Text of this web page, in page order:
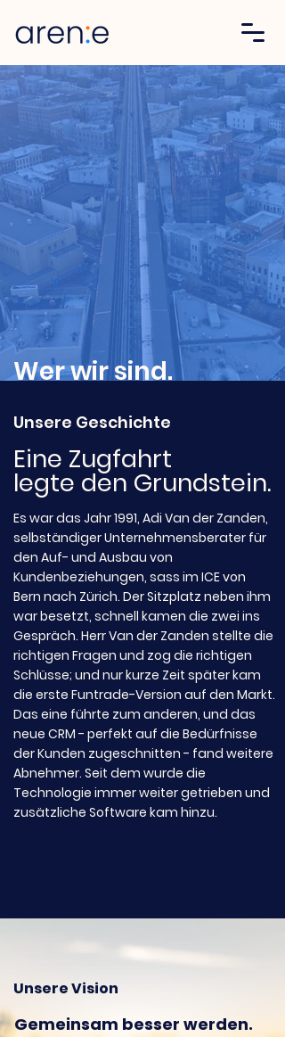
Kennenlernen
Wer wir sind.
Unsere Geschichte
Eine Zugfahrt
legte den Grundstein.
Es war das Jahr 1991, Adi Van der Zanden,
selbständiger Unternehmensberater für
den Auf- und Ausbau von
Kundenbeziehungen, sass im ICE von
Bern nach Zürich. Der Sitzplatz neben ihm
war besetzt, schnell kamen die zwei ins
Gespräch. Herr Van der Zanden stellte die
richtigen Fragen und zog die richtigen
Schlüsse; und nur kurze Zeit später kam
die erste Funtrade-Version auf den Markt.
Das eine führte zum anderen, und das
neue CRM - perfekt auf die Bedürfnisse
der Kunden zugeschnitten - fand weitere
Abnehmer. Seit dem wurde die
Technologie immer weiter getrieben und
zusätzliche Software kam hinzu.
Unsere Vision
Gemeinsam besser werden.